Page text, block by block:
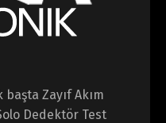
başta Zayıf Akım
Dedektör Test